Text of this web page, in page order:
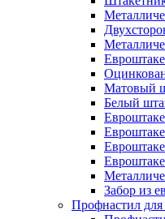
Матовый
Белый
Забор из
Профнастил для